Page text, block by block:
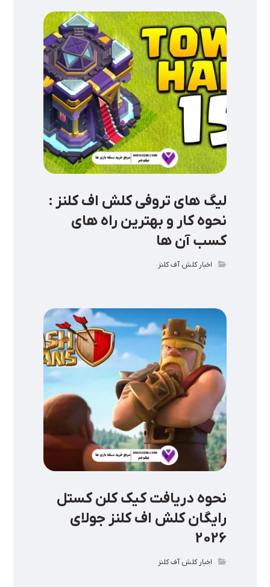
لیگ‌ های تروفی کلش اف کلنز :
نحوه کار و بهترین راه‌ های
کسب آن ها
اخبار کلش آف کلنز
نحوه دریافت کیک کلن کستل
رایگان کلش اف کلنز جولای
2026
اخبار کلش آف کلنز